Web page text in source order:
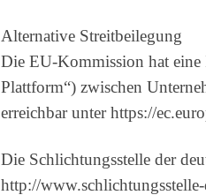
Alternative Streitbeilegung
Die EU-Kommission hat
Plattform“) zwischen
erreichbar unter https://
Die Schlichtungsstelle der
http://